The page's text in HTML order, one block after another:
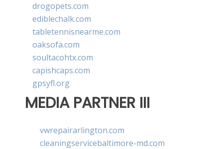
drogopets.com
ediblechalk.com
tabletennisnearme.com
oaksofa.com
soultacohtx.com
capishcaps.com
gpsyfl.org
MEDIA PARTNER III
vwrepairarlington.com
cleaningservicebaltimore-md.com